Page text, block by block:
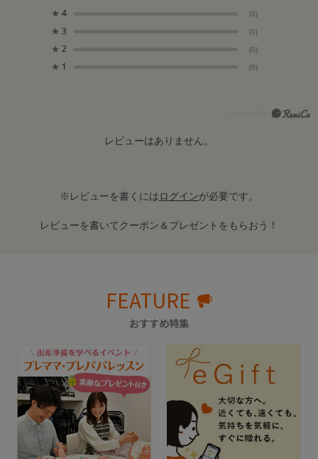
★ 4 (0)
★ 3 (0)
★ 2 (0)
★ 1 (0)
レビューはありません。
※レビューを書くにはログインが必要です。
レビューを書いてクーポン＆プレゼントをもらおう！
FEATURE
おすすめ特集